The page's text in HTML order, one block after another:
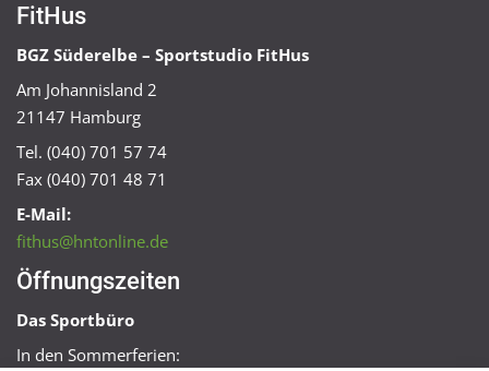
FitHus
BGZ Süderelbe – Sportstudio FitHus
Am Johannisland 2
21147 Hamburg
Tel. (040) 701 57 74
Fax (040) 701 48 71
E-Mail:
fithus@hntonline.de
Öffnungszeiten
Das Sportbüro
In den Sommerferien: